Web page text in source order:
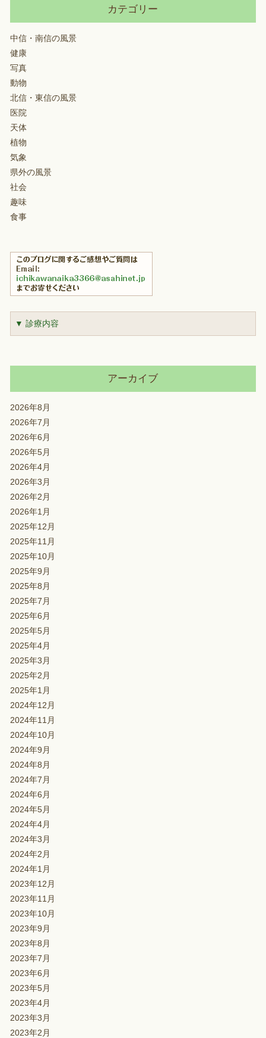
カテゴリー
中信・南信の風景
健康
写真
動物
北信・東信の風景
医院
天体
植物
気象
県外の風景
社会
趣味
食事
▼ 診療内容
アーカイブ
2026年8月
2026年7月
2026年6月
2026年5月
2026年4月
2026年3月
2026年2月
2026年1月
2025年12月
2025年11月
2025年10月
2025年9月
2025年8月
2025年7月
2025年6月
2025年5月
2025年4月
2025年3月
2025年2月
2025年1月
2024年12月
2024年11月
2024年10月
2024年9月
2024年8月
2024年7月
2024年6月
2024年5月
2024年4月
2024年3月
2024年2月
2024年1月
2023年12月
2023年11月
2023年10月
2023年9月
2023年8月
2023年7月
2023年6月
2023年5月
2023年4月
2023年3月
2023年2月